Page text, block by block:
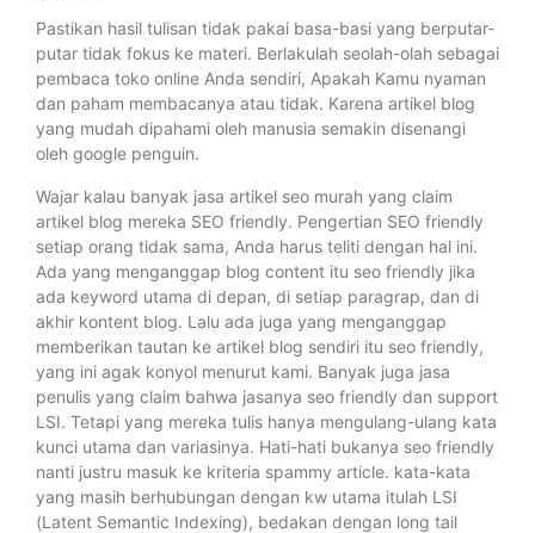
Pastikan hasil tulisan tidak pakai basa-basi yang berputar-
putar tidak fokus ke materi. Berlakulah seolah-olah sebagai
pembaca toko online Anda sendiri, Apakah Kamu nyaman
dan paham membacanya atau tidak. Karena artikel blog
yang mudah dipahami oleh manusia semakin disenangi
oleh google penguin.
Wajar kalau banyak jasa artikel seo murah yang claim
artikel blog mereka SEO friendly. Pengertian SEO friendly
setiap orang tidak sama, Anda harus teliti dengan hal ini.
Ada yang menganggap blog content itu seo friendly jika
ada keyword utama di depan, di setiap paragrap, dan di
akhir kontent blog. Lalu ada juga yang menganggap
memberikan tautan ke artikel blog sendiri itu seo friendly,
yang ini agak konyol menurut kami. Banyak juga jasa
penulis yang claim bahwa jasanya seo friendly dan support
LSI. Tetapi yang mereka tulis hanya mengulang-ulang kata
kunci utama dan variasinya. Hati-hati bukanya seo friendly
nanti justru masuk ke kriteria spammy article. kata-kata
yang masih berhubungan dengan kw utama itulah LSI
(Latent Semantic Indexing), bedakan dengan long tail